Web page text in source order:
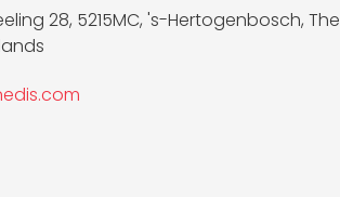
28, 5215MC, 's-Hertogenbosch, The